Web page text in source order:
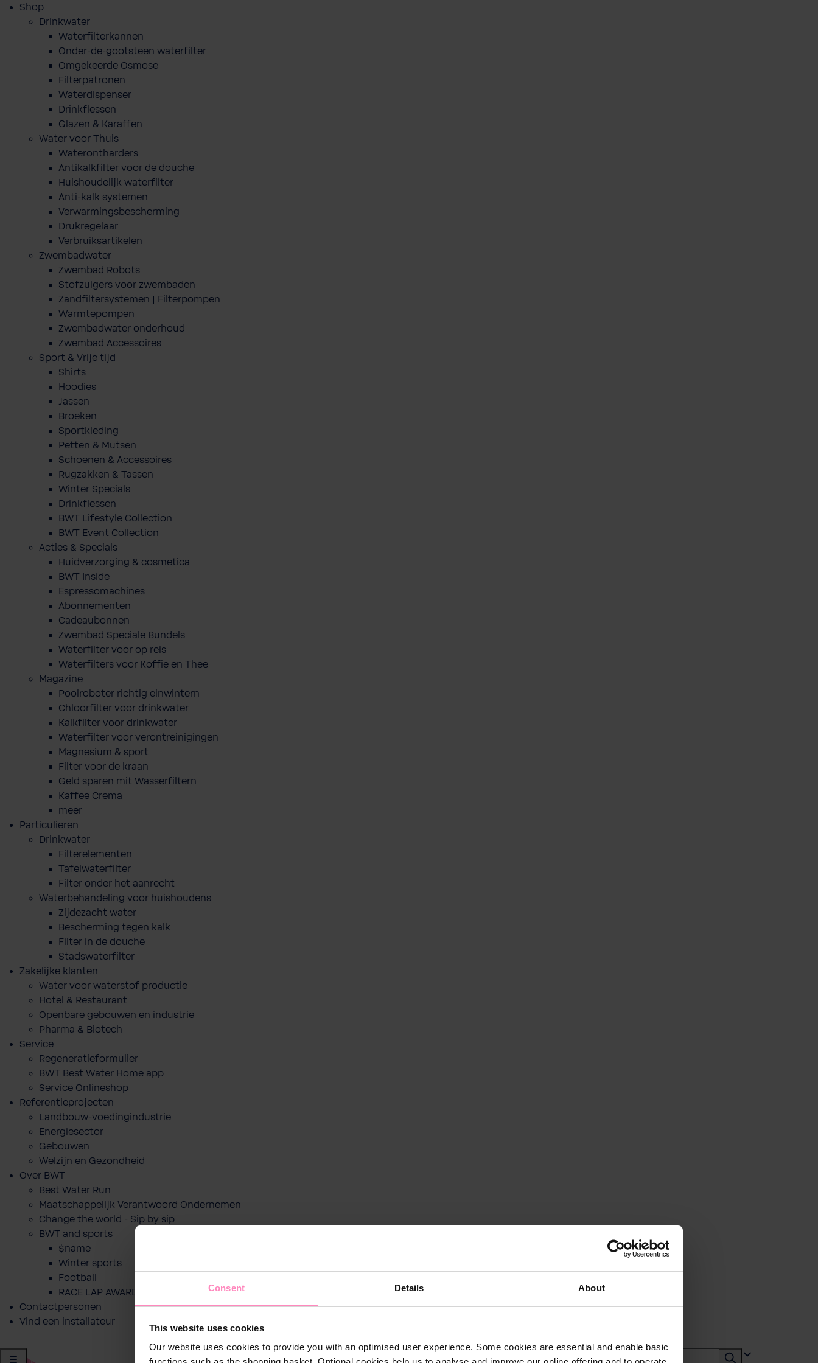
Consent Details About
This website uses cookies
Our website uses cookies to provide you with an optimised user experience. Some cookies are essential and enable basic
Shop
Drinkwater
Waterfilterkannen
Onder-de-gootsteen waterfilter
Omgekeerde Osmose
Filterpatronen
Waterdispenser
Drinkflessen
Glazen & Karaffen
Water voor Thuis
Waterontharders
Antikalkfilter voor de douche
Huishoudelijk waterfilter
Anti-kalk systemen
Verwarmingsbescherming
Drukregelaar
Verbruiksartikelen
Zwembadwater
Zwembad Robots
Stofzuigers voor zwembaden
Zandfiltersystemen | Filterpompen
Warmtepompen
Zwembadwater onderhoud
Zwembad Accessoires
Sport & Vrije tijd
Shirts
Hoodies
Jassen
Broeken
Sportkleding
Petten & Mutsen
Schoenen & Accessoires
Rugzakken & Tassen
Winter Specials
Drinkflessen
BWT Lifestyle Collection
BWT Event Collection
Acties & Specials
Huidverzorging & cosmetica
BWT Inside
Espressomachines
Abonnementen
Cadeaubonnen
Zwembad Speciale Bundels
Waterfilter voor op reis
Waterfilters voor Koffie en Thee
Magazine
Poolroboter richtig einwintern
Chloorfilter voor drinkwater
Kalkfilter voor drinkwater
Waterfilter voor verontreinigingen
Magnesium & sport
Filter voor de kraan
Geld sparen mit Wasserfiltern
Kaffee Crema
meer
Particulieren
Drinkwater
Filterelementen
Tafelwaterfilter
Filter onder het aanrecht
Waterbehandeling voor huishoudens
Zijdezacht water
Bescherming tegen kalk
Filter in de douche
Stadswaterfilter
Zakelijke klanten
Water voor waterstof productie
Hotel & Restaurant
Openbare gebouwen en industrie
Pharma & Biotech
Service
Regeneratieformulier
BWT Best Water Home app
Service Onlineshop
Referentieprojecten
Landbouw-voedingindustrie
Energiesector
Gebouwen
Welzijn en Gezondheid
Over BWT
Best Water Run
Maatschappelijk Verantwoord Ondernemen
Change the world - Sip by sip
BWT and sports
$name
Winter sports
Football
RACE LAP AWARD
Contactpersonen
Vind een installateur
Shop